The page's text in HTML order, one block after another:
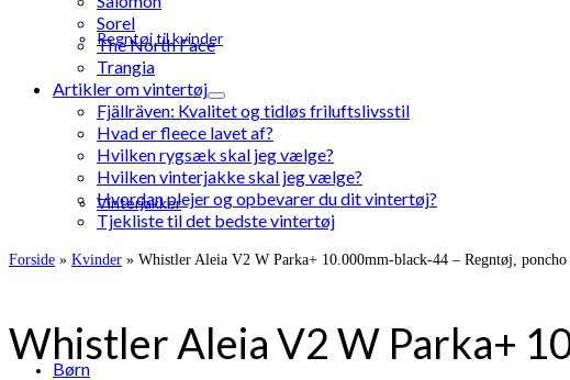
Regntøj til kvinder
Vinterjakker
Børn
Sorel
The North Face
Trangia
Artikler om vintertøj
Fjällräven: Kvalitet og tidløs friluftslivsstil
Hvad er fleece lavet af?
Hvilken rygsæk skal jeg vælge?
Hvilken vinterjakke skal jeg vælge?
Hvordan plejer og opbevarer du dit vintertøj?
Tjekliste til det bedste vintertøj
Forside » Kvinder » Whistler Aleia V2 W Parka+ 10.000mm-black-44 – Regntøj, poncho
Whistler Aleia V2 W Parka+